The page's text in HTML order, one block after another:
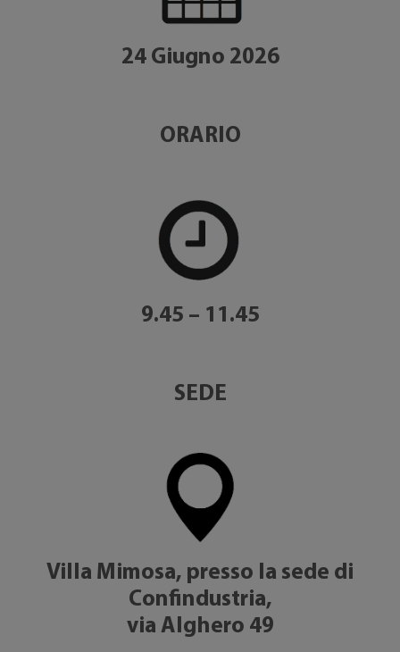
24 Giugno 2026
ORARIO
9.45 – 11.45
SEDE
Villa Mimosa, presso la sede di
Confindustria,
via Alghero 49